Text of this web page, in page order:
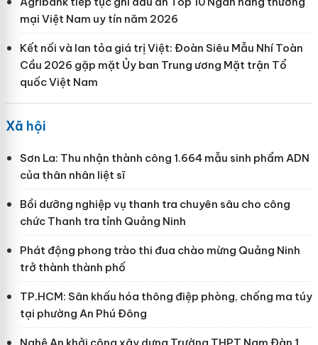
mại Việt Nam uy tín năm 2026
Kết nối và lan tỏa giá trị Việt: Đoàn Siêu Mẫu Nhí Toàn
Cầu 2026 gặp mặt Ủy ban Trung ương Mặt trận Tổ
quốc Việt Nam
Xã hội
Sơn La: Thu nhận thành công 1.664 mẫu sinh phẩm ADN
của thân nhân liệt sĩ
Bồi dưỡng nghiệp vụ thanh tra chuyên sâu cho công
chức Thanh tra tỉnh Quảng Ninh
Phát động phong trào thi đua chào mừng Quảng Ninh
trở thành thành phố
TP.HCM: Sân khấu hóa thông điệp phòng, chống ma túy
tại phường An Phú Đông